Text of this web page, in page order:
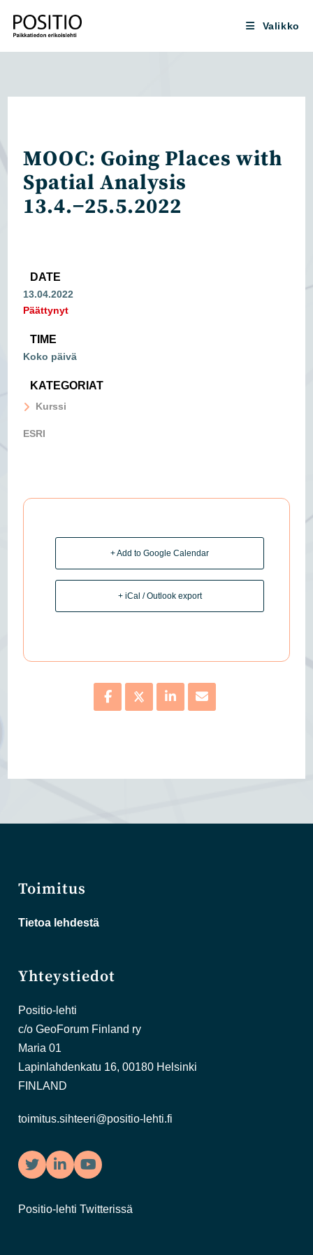
suoraan
sisältöön
Valikko
MOOC: Going Places with
Spatial Analysis
13.4.−25.5.2022
DATE
13.04.2022
Päättynyt
TIME
Koko päivä
KATEGORIAT
Kurssi
ESRI
+ Add to Google Calendar
+ iCal / Outlook export
Toimitus
Tietoa lehdestä
Yhteystiedot
Positio-lehti
c/o GeoForum Finland ry
Maria 01
Lapinlahdenkatu 16, 00180 Helsinki
FINLAND
toimitus.sihteeri@positio-lehti.fi
TwitterLinkedInYouTube
Positio-lehti Twitterissä